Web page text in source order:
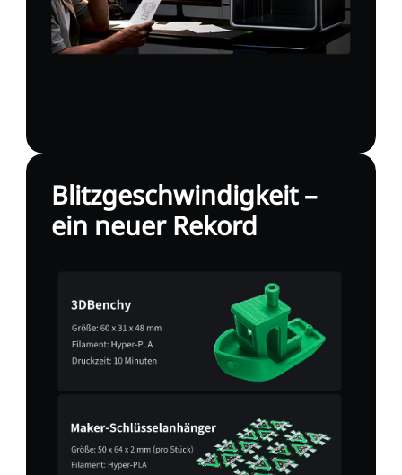
Blitzgeschwindigkeit –
ein neuer Rekord